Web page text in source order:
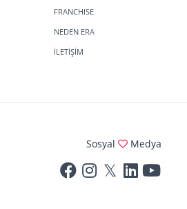
FRANCHISE
NEDEN ERA
İLETİŞİM
Sosyal Medya